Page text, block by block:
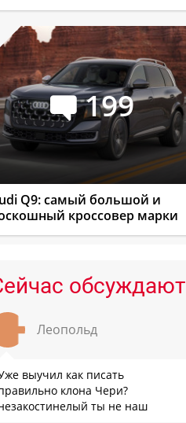
199
Q9: самый большой и
кроссовер марки
обсуждают
Леопольд
выучил как писать
клона Чери?
ты не наш